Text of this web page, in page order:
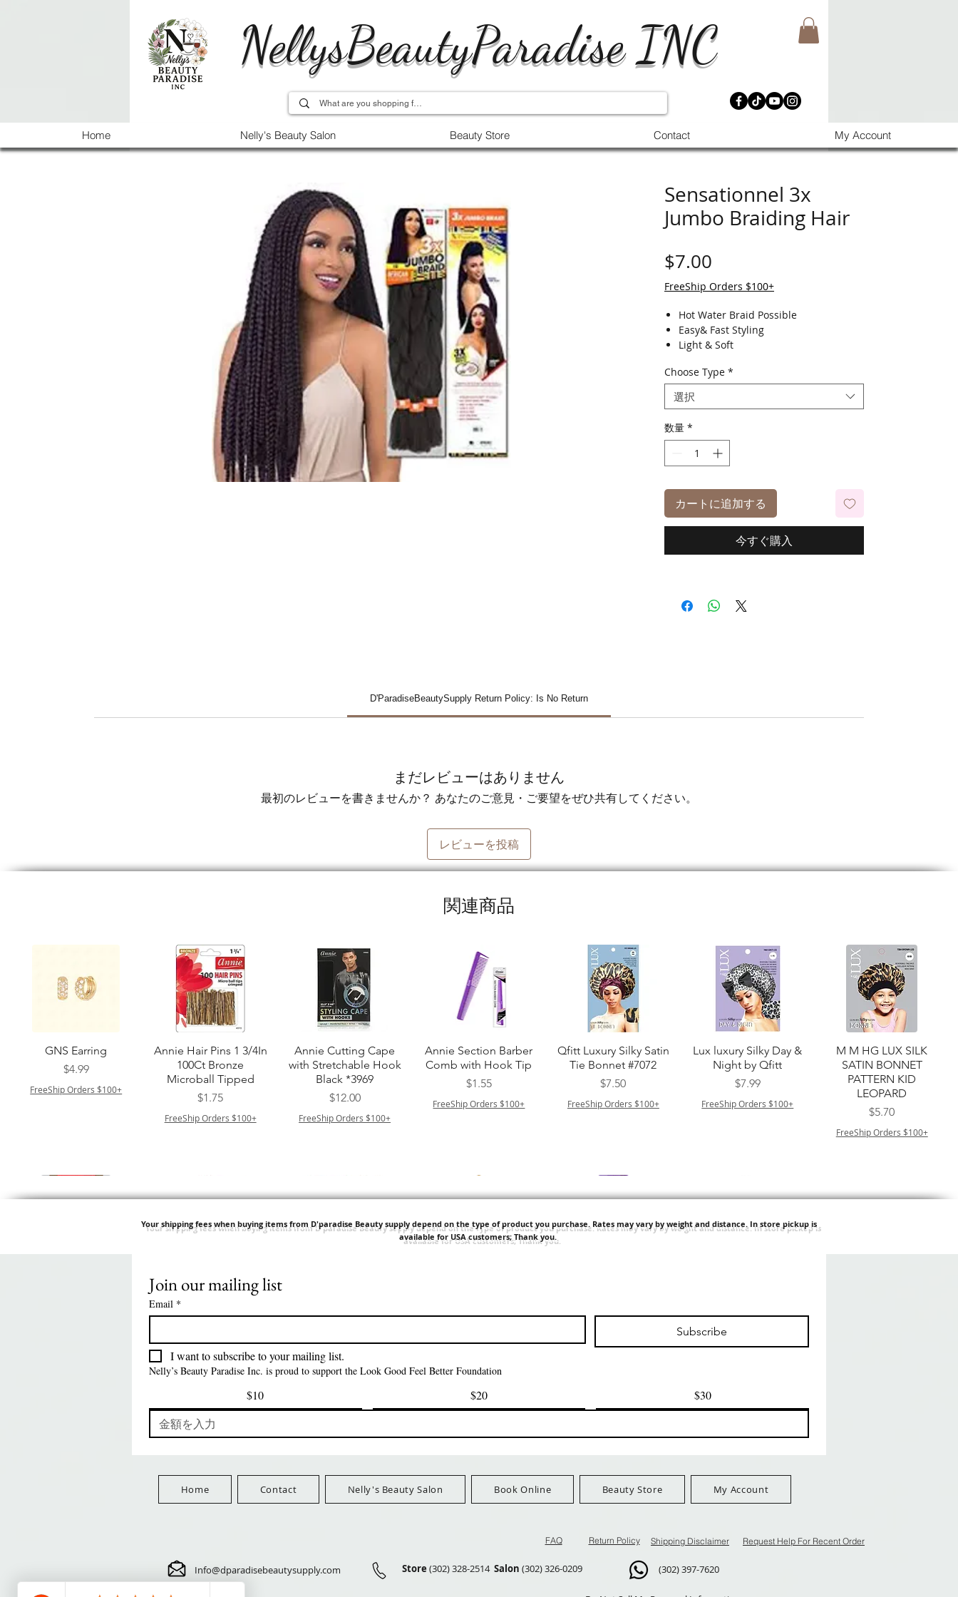
NellysBeautyParadise INC
Home Nelly's Beauty Salon Beauty Store Contact My Account
Sensationnel 3x
Jumbo Braiding Hair
$7.00
FreeShip Orders $100+
Hot Water Braid Possible
Easy& Fast Styling
Light & Soft
Easy Brushing
Easy Seperating
Choose Type *
選択
数量 *
カートに追加する
今すぐ購入
D'ParadiseBeautySupply Return Policy: Is No Return
まだレビューはありません
最初のレビューを書きませんか？ あなたのご意見・ご要望をぜひ共有してください。
レビューを投稿
関連商品
クイックビュー
GNS Earring
価格
$4.99
FreeShip Orders $100+
クイックビュー
Annie Hair Pins 1 3/4In
100Ct Bronze
Microball Tipped
価格
$1.75
FreeShip Orders $100+
クイックビュー
Annie Cutting Cape
with Stretchable Hook
Black *3969
価格
$12.00
FreeShip Orders $100+
クイックビュー
Annie Section Barber
Comb with Hook Tip
価格
$1.55
FreeShip Orders $100+
クイックビュー
Qfitt Luxury Silky Satin
Tie Bonnet #7072
価格
$7.50
FreeShip Orders $100+
クイックビュー
Lux luxury Silky Day &
Night by Qfitt
価格
$7.99
FreeShip Orders $100+
クイックビュー
M M HG LUX SILK
SATIN BONNET
PATTERN KID
LEOPARD
価格
$5.70
FreeShip Orders $100+
クイックビュー
QFITT ORGANIC
DRAWSTRING SLEEP
FreeShip Orders $100+
FreeShip Orders $100+
価格
$42.00
価格
$24.99
価格
$8.99
FreeShip Orders $100+
クイックビュー
Harlem 125 Gogo
Time Synthetic Hair
Wig - GGT03
FreeShip Orders $100+
Your shipping fees when buying items from D'paradise Beauty supply depend on the type of product you purchase. Rates may vary by weight and distance. In store pickup is
available for USA customers; Thank you.
Join our mailing list
Email *
Subscribe
I want to subscribe to your mailing list.
Nelly’s Beauty Paradise Inc. is proud to support the Look Good Feel Better Foundation
$10 $20 $30
Home Contact Nelly's Beauty Salon Book Online Beauty Store My Account
FAQ Return Policy Shipping Disclaimer Request Help For Recent Order
Info@dparadisebeautysupply.com Store (302) 328-2514 Salon (302) 326-0209 (302) 397-7620